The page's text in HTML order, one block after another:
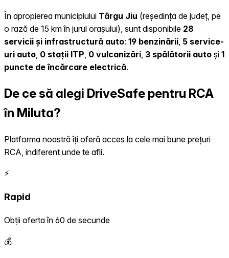
În apropierea municipiului Târgu Jiu (reședința de județ, pe
o rază de 15 km în jurul orașului), sunt disponibile 28
servicii și infrastructură auto: 19 benzinării, 5 service-
uri auto, 0 stații ITP, 0 vulcanizări, 3 spălătorii auto și 1
puncte de încărcare electrică.
De ce să alegi DriveSafe pentru RCA
în Miluta?
Platforma noastră îți oferă acces la cele mai bune prețuri
RCA, indiferent unde te afli.
⚡
Rapid
Obții oferta în 60 de secunde
💰